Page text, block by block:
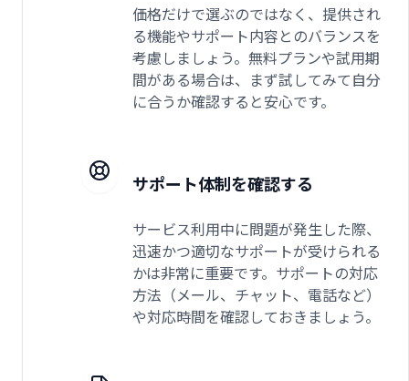
価格だけで選ぶのではなく、提供され
る機能やサポート内容とのバランスを
考慮しましょう。無料プランや試用期
間がある場合は、まず試してみて自分
に合うか確認すると安心です。
サポート体制を確認する
サービス利用中に問題が発生した際、
迅速かつ適切なサポートが受けられる
かは非常に重要です。サポートの対応
方法（メール、チャット、電話など）
や対応時間を確認しておきましょう。